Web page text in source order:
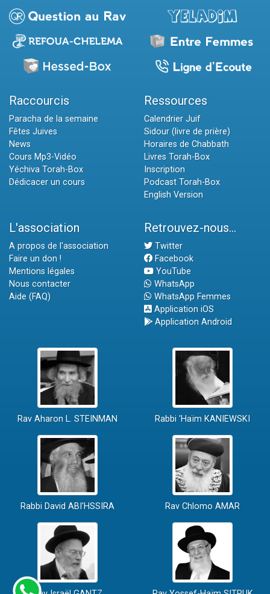
Raccourcis
Paracha de la semaine
Fêtes Juives
News
Cours Mp3-Vidéo
Yéchiva Torah-Box
Dédicacer un cours
Ressources
Calendrier Juif
Sidour (livre de prière)
Horaires de Chabbath
Livres Torah-Box
Inscription
Podcast Torah-Box
English Version
L'association
A propos de l'association
Faire un don !
Mentions légales
Nous contacter
Aide (FAQ)
Retrouvez-nous...
Twitter
Facebook
YouTube
WhatsApp
WhatsApp Femmes
Application iOS
Application Android
Rav Aharon L. STEINMAN Rabbi 'Haïm KANIEWSKI
Rabbi David ABI'HSSIRA Rav Chlomo AMAR